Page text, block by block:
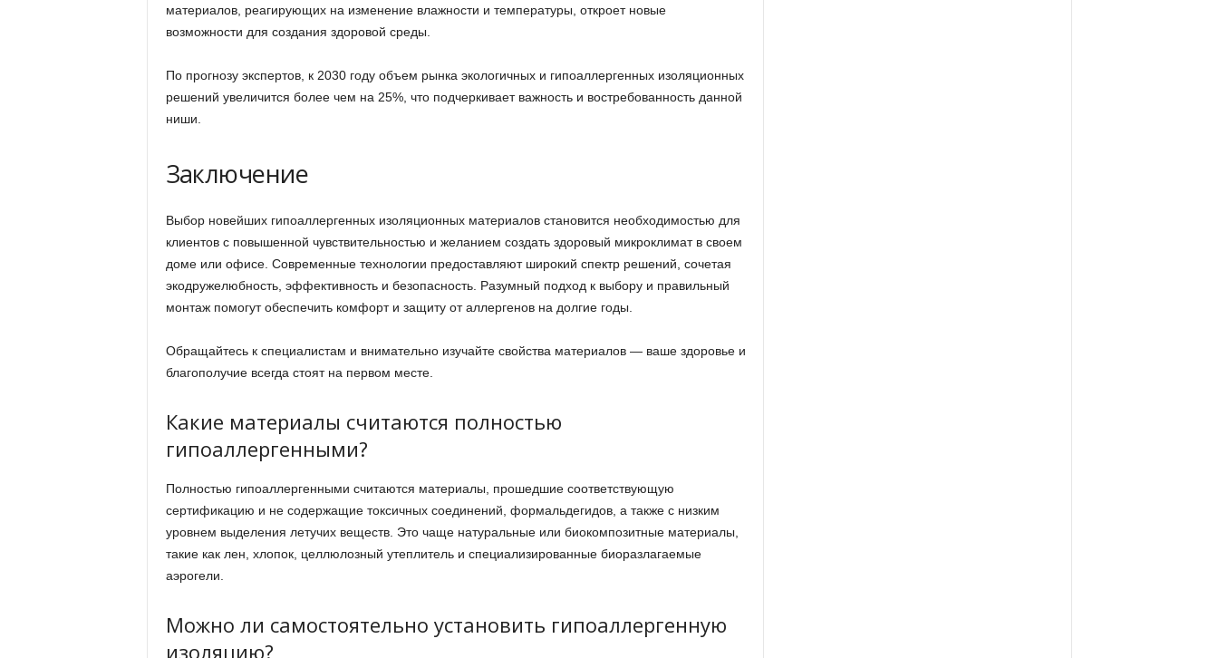
материалов, реагирующих на изменение влажности и температуры, откроет новые
возможности для создания здоровой среды.
По прогнозу экспертов, к 2030 году объем рынка экологичных и гипоаллергенных изоляционных
решений увеличится более чем на 25%, что подчеркивает важность и востребованность данной
ниши.
Заключение
Выбор новейших гипоаллергенных изоляционных материалов становится необходимостью для
клиентов с повышенной чувствительностью и желанием создать здоровый микроклимат в своем
доме или офисе. Современные технологии предоставляют широкий спектр решений, сочетая
экодружелюбность, эффективность и безопасность. Разумный подход к выбору и правильный
монтаж помогут обеспечить комфорт и защиту от аллергенов на долгие годы.
Обращайтесь к специалистам и внимательно изучайте свойства материалов — ваше здоровье и
благополучие всегда стоят на первом месте.
Какие материалы считаются полностью
гипоаллергенными?
Полностью гипоаллергенными считаются материалы, прошедшие соответствующую
сертификацию и не содержащие токсичных соединений, формальдегидов, а также с низким
уровнем выделения летучих веществ. Это чаще натуральные или биокомпозитные материалы,
такие как лен, хлопок, целлюлозный утеплитель и специализированные биоразлагаемые
аэрогели.
Можно ли самостоятельно установить гипоаллергенную
изоляцию?